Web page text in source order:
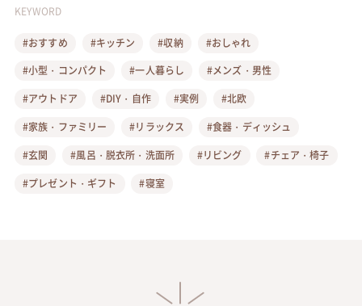
KEYWORD
#おすすめ #キッチン #収納
#おしゃれ
#小型・コンパクト
#一人暮らし
#メンズ・男性
#アウトドア
#DIY・自作 #実例
#北欧
#家族・ファミリー
#リラックス
#食器・ディッシュ
#玄関
#風呂・脱衣所・洗面所 #リビング
#チェア・椅子
#プレゼント・ギフト
#寝室